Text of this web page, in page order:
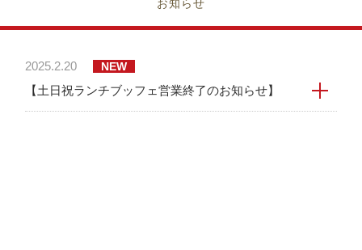
お知らせ
2025.2.20 NEW
【土日祝ランチブッフェ営業終了のお知らせ】